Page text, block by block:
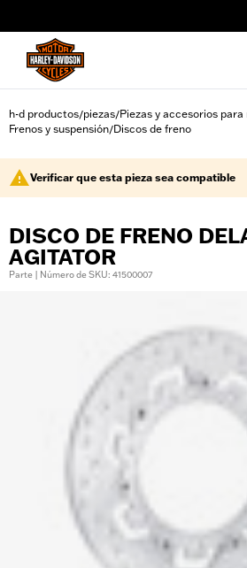
h-d productos/piezas/Piezas y accesorios
Frenos y suspensión/Discos de freno
Verificar que esta pieza sea compatible
DISCO DE FRENO
AGITATOR
Parte | Número de SKU: 41500007